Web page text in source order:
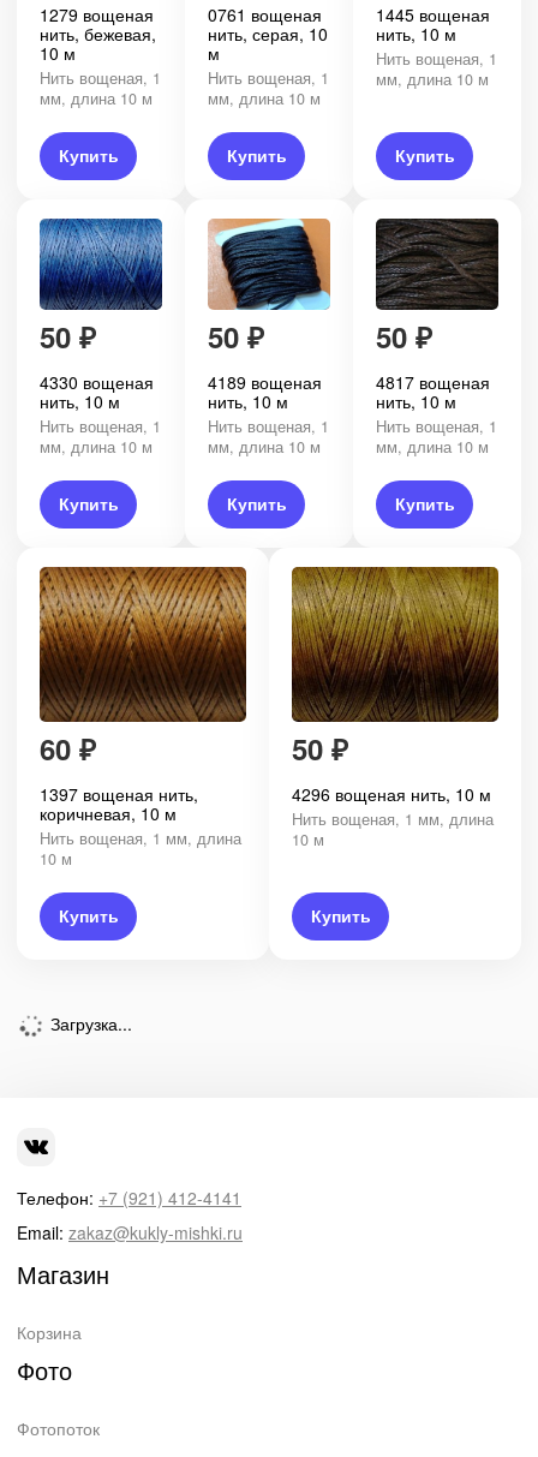
1279 вощеная
нить, бежевая,
10 м
Нить вощеная, 1
мм, длина 10 м
Купить
0761 вощеная
нить, серая, 10
м
Нить вощеная, 1
мм, длина 10 м
Купить
1445 вощеная
нить, 10 м
Нить вощеная, 1
мм, длина 10 м
Купить
50 ₽
4330 вощеная
нить, 10 м
Нить вощеная, 1
мм, длина 10 м
Купить
50 ₽
4189 вощеная
нить, 10 м
Нить вощеная, 1
мм, длина 10 м
Купить
50 ₽
4817 вощеная
нить, 10 м
Нить вощеная, 1
мм, длина 10 м
Купить
60 ₽
1397 вощеная нить,
коричневая, 10 м
Нить вощеная, 1 мм, длина
10 м
Купить
50 ₽
4296 вощеная нить, 10 м
Нить вощеная, 1 мм, длина
10 м
Купить
Загрузка...
Телефон: +7 (921) 412-4141
Email: zakaz@kukly-mishki.ru
Магазин
Корзина
Фото
Фотопоток